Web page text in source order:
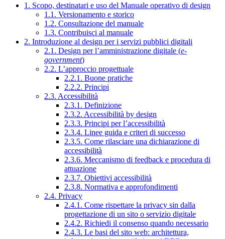
1. Scopo, destinatari e uso del Manuale operativo di design
1.1. Versionamento e storico
1.2. Consultazione del manuale
1.3. Contribuisci al manuale
2. Introduzione al design per i servizi pubblici digitali
2.1. Design per l’amministrazione digitale (e-
government)
2.2. L’approccio progettuale
2.2.1. Buone pratiche
2.2.2. Principi
2.3. Accessibilità
2.3.1. Definizione
2.3.2. Accessibilità by design
2.3.3. Principi per l’accessibilità
2.3.4. Linee guida e criteri di successo
2.3.5. Come rilasciare una dichiarazione di
accessibilità
2.3.6. Meccanismo di feedback e procedura di
attuazione
2.3.7. Obiettivi accessibilità
2.3.8. Normativa e approfondimenti
2.4. Privacy
2.4.1. Come rispettare la privacy sin dalla
progettazione di un sito o servizio digitale
2.4.2. Richiedi il consenso quando necessario
2.4.3. Le basi del sito web: architettura,